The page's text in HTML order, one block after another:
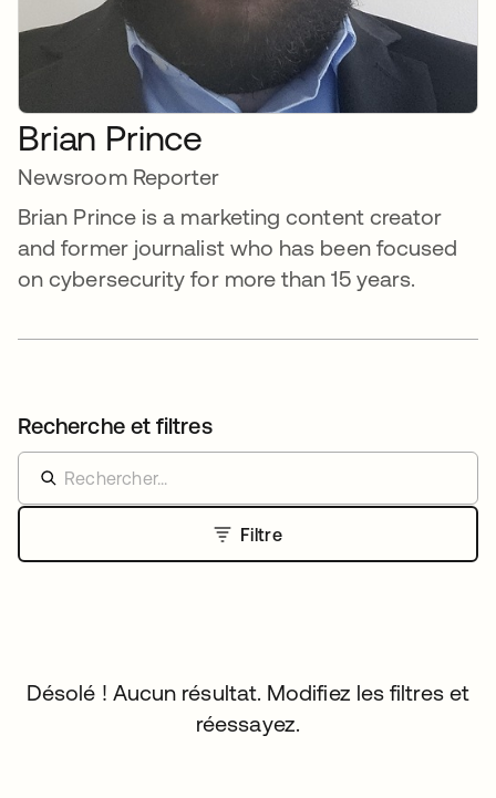
Brian Prince
Newsroom Reporter
Brian Prince is a marketing content creator
and former journalist who has been focused
on cybersecurity for more than 15 years.
Recherche et filtres
Filtre
Désolé ! Aucun résultat. Modifiez les filtres et
réessayez.